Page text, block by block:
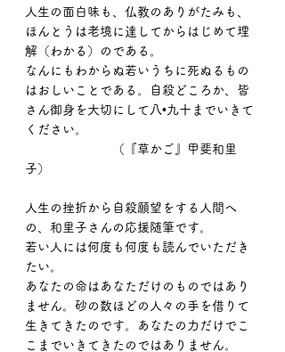
人生の面白味も、仏教のありがたみも、
ほんとうは老境に達してからはじめて理
解（わかる）のである。
なんにもわからぬ若いうちに死ぬるもの
はおしいことである。自殺どころか、皆
さん御身を大切にして八•九十までいきて
ください。
（『草かご』甲斐和里
子）
人生の挫折から自殺願望をする人間へ
の、和里子さんの応援随筆です。
若い人には何度も何度も読んでいただき
たい。
あなたの命はあなただけのものではあり
ません。砂の数ほどの人々の手を借りて
生きてきたのです。あなたの力だけでこ
こまでいきてきたのではありません。